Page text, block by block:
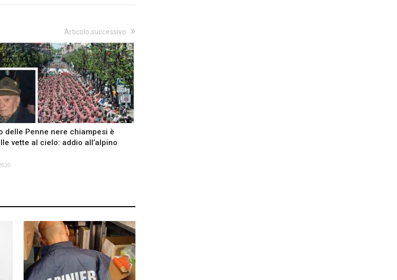
Articolo successivo
delle Penne nere chiampesi è
vette al cielo: addio all’alpino